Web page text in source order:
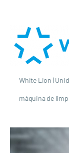
White Lion |
máquina de